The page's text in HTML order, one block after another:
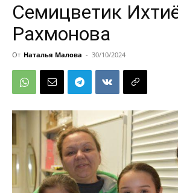
Семицветик
Рахмонова
От Наталья Малова - 30/10/2024